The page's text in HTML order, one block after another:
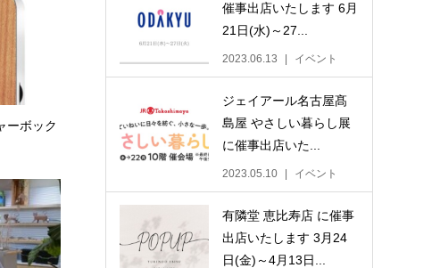
ーボック
催事出店いたします 6月
21日(水)～27...
2023.06.13 イベント
ジェイアール名古屋髙
島屋 やさしい暮らし展
に催事出店いた...
2023.05.10 イベント
有隣堂 恵比寿店 に催事
出店いたします 3月24
日(金)～4月13日...